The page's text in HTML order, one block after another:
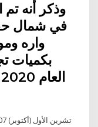
وذكر أنه
في شمال
واره
بكميات